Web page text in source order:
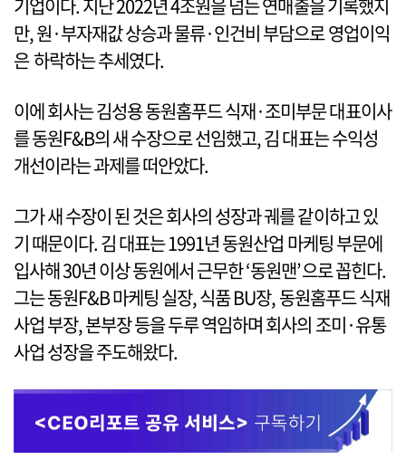
기업이다. 지난 2022년 4조원을 넘는 연매출을 기록했지
만, 원·부자재값 상승과 물류·인건비 부담으로 영업이익
은 하락하는 추세였다.
이에 회사는 김성용 동원홈푸드 식재·조미부문 대표이사
를 동원F&B의 새 수장으로 선임했고, 김 대표는 수익성
개선이라는 과제를 떠안았다.
그가 새 수장이 된 것은 회사의 성장과 궤를 같이하고 있
기 때문이다. 김 대표는 1991년 동원산업 마케팅 부문에
입사해 30년 이상 동원에서 근무한 ‘동원맨’으로 꼽힌다.
그는 동원F&B 마케팅 실장, 식품 BU장, 동원홈푸드 식재
사업 부장, 본부장 등을 두루 역임하며 회사의 조미·유통
사업 성장을 주도해왔다.